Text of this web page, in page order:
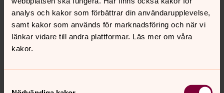
analys och kakor som förbättrar din användarupplevelse,
samt kakor som används för marknadsföring och när vi
länkar vidare till andra plattformar. Läs mer om våra
kakor.
Kent Christansson (POSK)
Gun Christansson (POSK)
Gabriel Ryberg (S)
Kerstin Aronsson (S)
Carita Strömqvist (S)